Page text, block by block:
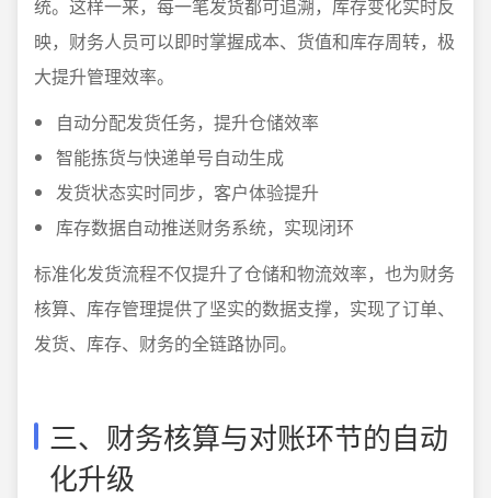
统。这样一来，每一笔发货都可追溯，库存变化实时反
映，财务人员可以即时掌握成本、货值和库存周转，极
大提升管理效率。
自动分配发货任务，提升仓储效率
智能拣货与快递单号自动生成
发货状态实时同步，客户体验提升
库存数据自动推送财务系统，实现闭环
标准化发货流程不仅提升了仓储和物流效率，也为财务
核算、库存管理提供了坚实的数据支撑，实现了订单、
发货、库存、财务的全链路协同。
三、财务核算与对账环节的自动
化升级